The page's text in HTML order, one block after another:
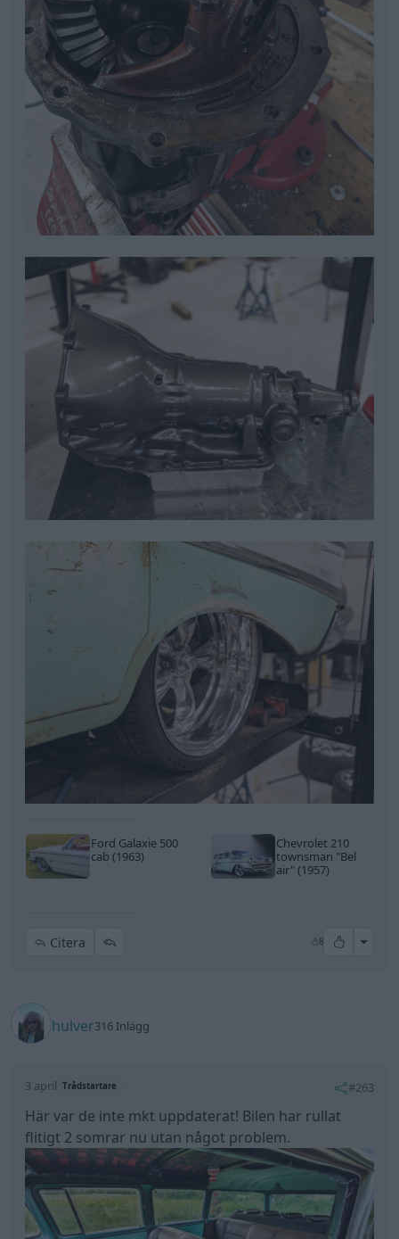
Ford Galaxie 500
cab (1963)
Chevrolet 210
townsman "Bel
air"(1957)
Citera 8 All
hulver316 Inlägg
3 april Trådstartare #263
Här var de inte mkt uppdaterat! Bilen har rullat
flitigt 2 somrar nu utan något problem.